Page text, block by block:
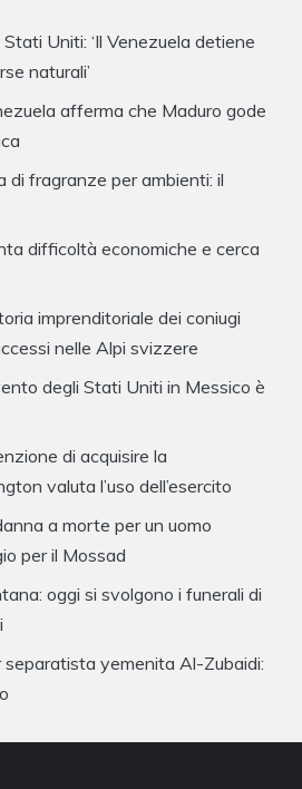
Uniti: ‘Il Venezuela detiene
naturali’
afferma che Maduro gode
di fragranze per ambienti: il
difficoltà economiche e cerca
imprenditoriale dei coniugi
nelle Alpi svizzere
degli Stati Uniti in Messico è
di acquisire la
valuta l’uso dell’esercito
a morte per un uomo
per il Mossad
oggi si svolgono i funerali di
separatista yemenita Al-Zubaidi: